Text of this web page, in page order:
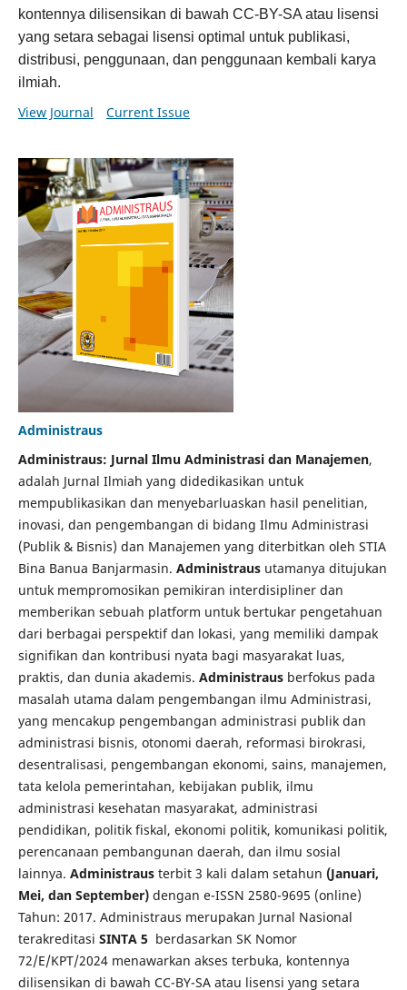
kontennya dilisensikan di bawah CC-BY-SA atau lisensi
yang setara sebagai lisensi optimal untuk publikasi,
distribusi, penggunaan, dan penggunaan kembali karya
ilmiah.
View Journal Current Issue
Administraus
Administraus: Jurnal Ilmu Administrasi dan Manajemen,
adalah Jurnal Ilmiah yang didedikasikan untuk
mempublikasikan dan menyebarluaskan hasil penelitian,
inovasi, dan pengembangan di bidang Ilmu Administrasi
(Publik & Bisnis) dan Manajemen yang diterbitkan oleh STIA
Bina Banua Banjarmasin. Administrausutamanya ditujukan
untuk mempromosikan pemikiran interdisipliner dan
memberikan sebuah platform untuk bertukar pengetahuan
dari berbagai perspektif dan lokasi, yang memiliki dampak
signifikan dan kontribusi nyata bagi masyarakat luas,
praktis, dan dunia akademis. Administrausberfokus pada
masalah utama dalam pengembangan ilmu Administrasi,
yang mencakup pengembangan administrasi publik dan
administrasi bisnis, otonomi daerah, reformasi birokrasi,
desentralisasi, pengembangan ekonomi, sains, manajemen,
tata kelola pemerintahan, kebijakan publik, ilmu
administrasi kesehatan masyarakat, administrasi
pendidikan, politik fiskal, ekonomi politik, komunikasi politik,
perencanaan pembangunan daerah, dan ilmu sosial
lainnya. Administrausterbit 3 kali dalam setahun (Januari,
Mei, dan September)dengan e-ISSN 2580-9695 (online)
Tahun: 2017. Administraus merupakan Jurnal Nasional
terakreditasi SINTA 5 berdasarkan SK Nomor
72/E/KPT/2024 menawarkan akses terbuka, kontennya
dilisensikan di bawah CC-BY-SA atau lisensi yang setara